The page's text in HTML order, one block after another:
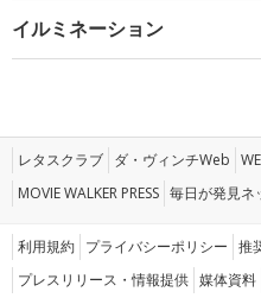
イルミネーション
レタスクラブ ダ・ヴィンチWeb
MOVIE WALKER PRESS 毎日が発見ネ
利用規約 プライバシーポリシー 推
プレスリリース・情報提供 媒体資料